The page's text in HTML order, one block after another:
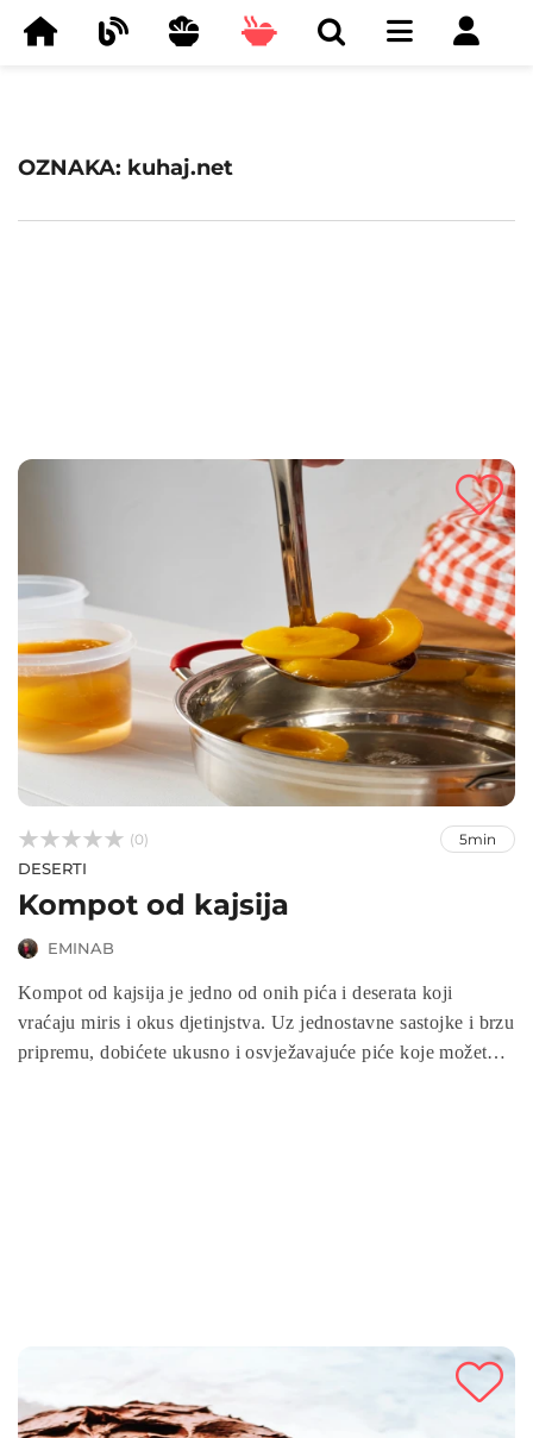
OZNAKA: kuhaj.net


 (0) 5min
DESERTI
Kompot od kajsija
EMINAB
Kompot od kajsija je jedno od onih pića i deserata koji
vraćaju miris i okus djetinjstva. Uz jednostavne sastojke i brzu
pripremu, dobićete ukusno i osvježavajuće piće koje možete